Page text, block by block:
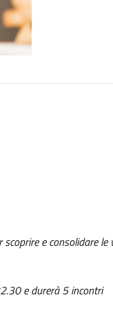
e consolidare
e durerà 5 incontri